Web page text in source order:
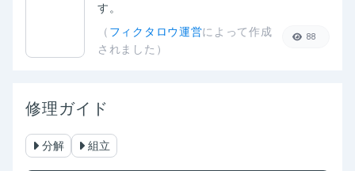
す。
（ フィクタロウ運営によって作成
されました）
88
修理ガイド
分解 組立